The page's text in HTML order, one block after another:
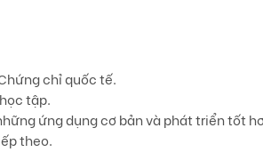
chỉ quốc tế.
tập.
ứng dụng cơ bản và phát triển tốt
theo.